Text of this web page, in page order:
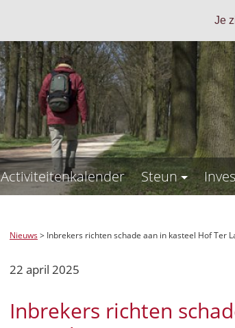
Je
Activiteitenkalender Steun
Nieuws> Inbrekers richten schade aan in kasteel Hof Ter
22 april 2025
Inbrekers richten